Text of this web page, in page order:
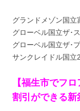
グランドメゾン国
グローベル国立ザ･
グローベル国立ザ･
サンクレイドル国
【福生市でフ
割引ができる新